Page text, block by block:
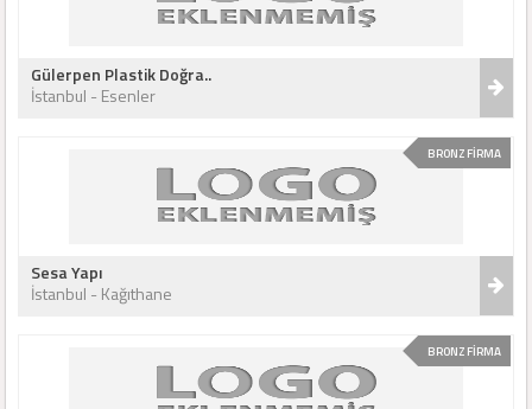
Gülerpen Plastik Doğra..
İstanbul - Esenler
BRONZ FİRMA
Sesa Yapı
İstanbul - Kağıthane
BRONZ FİRMA